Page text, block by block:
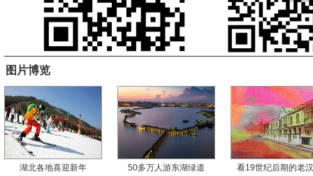
图片博览
湖北各地喜迎新年 50多万人游东湖绿道 看19世纪后期的老